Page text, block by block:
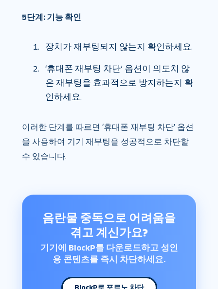
5단계: 기능 확인
장치가 재부팅되지 않는지 확인하세요.
‘휴대폰 재부팅 차단’ 옵션이 의도치 않
은 재부팅을 효과적으로 방지하는지 확
인하세요.
이러한 단계를 따르면 ‘휴대폰 재부팅 차단’ 옵션
을 사용하여 기기 재부팅을 성공적으로 차단할
수 있습니다.
음란물 중독으로 어려움을
겪고 계신가요?
기기에 BlockP를 다운로드하고 성인
용 콘텐츠를 즉시 차단하세요.
BlockP로 포르노 차단